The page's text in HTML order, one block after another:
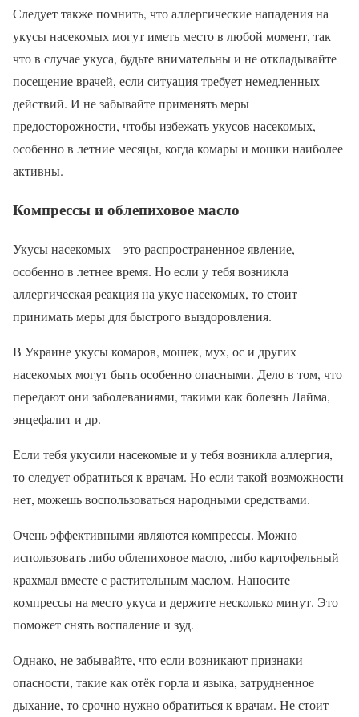
Следует также помнить, что аллергические нападения на
укусы насекомых могут иметь место в любой момент, так
что в случае укуса, будьте внимательны и не откладывайте
посещение врачей, если ситуация требует немедленных
действий. И не забывайте применять меры
предосторожности, чтобы избежать укусов насекомых,
особенно в летние месяцы, когда комары и мошки наиболее
активны.
Компрессы и облепиховое масло
Укусы насекомых – это распространенное явление,
особенно в летнее время. Но если у тебя возникла
аллергическая реакция на укус насекомых, то стоит
принимать меры для быстрого выздоровления.
В Украине укусы комаров, мошек, мух, ос и других
насекомых могут быть особенно опасными. Дело в том, что
передают они заболеваниями, такими как болезнь Лайма,
энцефалит и др.
Если тебя укусили насекомые и у тебя возникла аллергия,
то следует обратиться к врачам. Но если такой возможности
нет, можешь воспользоваться народными средствами.
Очень эффективными являются компрессы. Можно
использовать либо облепиховое масло, либо картофельный
крахмал вместе с растительным маслом. Наносите
компрессы на место укуса и держите несколько минут. Это
поможет снять воспаление и зуд.
Однако, не забывайте, что если возникают признаки
опасности, такие как отёк горла и языка, затрудненное
дыхание, то срочно нужно обратиться к врачам. Не стоит